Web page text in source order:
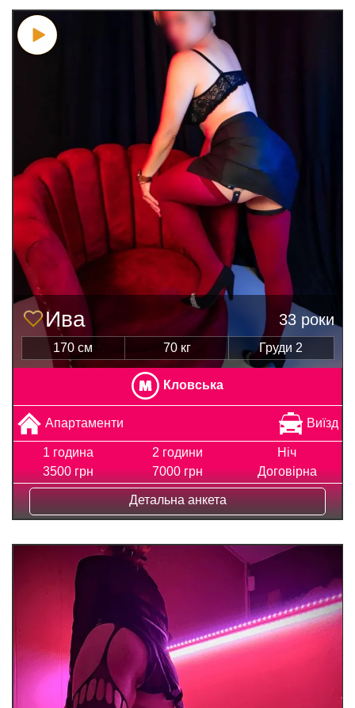
Ива 33 роки
170 см 70 кг Груди 2
Кловська
Апартаменти Виїзд
1 година
3500 грн
2 години
7000 грн
Ніч
Договірна
Детальна анкета